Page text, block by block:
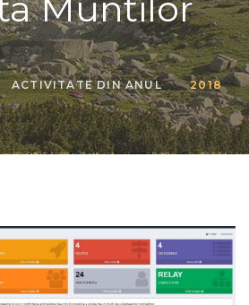
ACTIVITATE DIN ANUL 2018